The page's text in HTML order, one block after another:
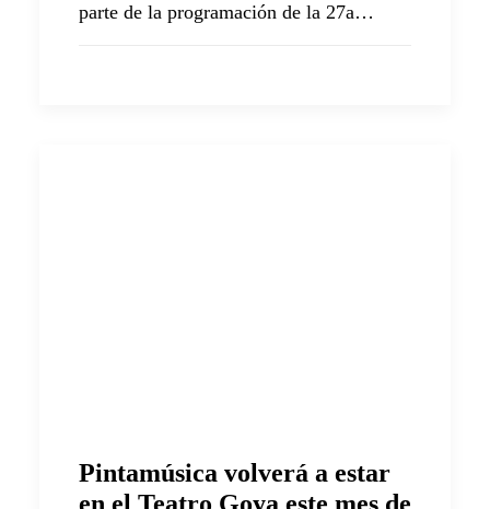
parte de la programación de la 27a…
Pintamúsica volverá a estar
en el Teatro Goya este mes de